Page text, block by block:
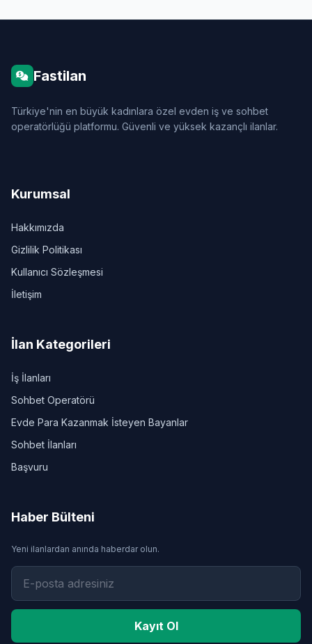
Fastilan
Türkiye'nin en büyük kadınlara özel evden iş ve sohbet
operatörlüğü platformu. Güvenli ve yüksek kazançlı ilanlar.
Kurumsal
Hakkımızda
Gizlilik Politikası
Kullanıcı Sözleşmesi
İletişim
İlan Kategorileri
İş İlanları
Sohbet Operatörü
Evde Para Kazanmak İsteyen Bayanlar
Sohbet İlanları
Başvuru
Haber Bülteni
Yeni ilanlardan anında haberdar olun.
Kayıt Ol